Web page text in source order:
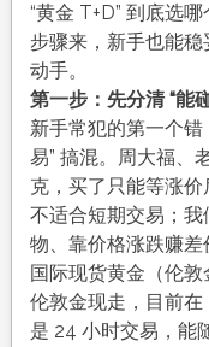
“黄金 T+D” 到底选
步骤来，新手也能稳
动手。
第一步：先分清 “能
新手常犯的第一个错
易” 搞混。周大福、
克，买了只能等涨价
不适合短期交易；我
物、靠价格涨跌赚差
国际现货黄金（伦
伦敦金现走，目前
是 24 小时交易，能